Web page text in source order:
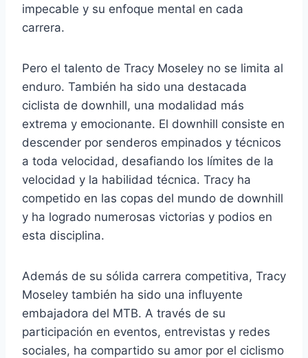
impecable y su enfoque mental en cada
carrera.
Pero el talento de Tracy Moseley no se limita al
enduro. También ha sido una destacada
ciclista de downhill, una modalidad más
extrema y emocionante. El downhill consiste en
descender por senderos empinados y técnicos
a toda velocidad, desafiando los límites de la
velocidad y la habilidad técnica. Tracy ha
competido en las copas del mundo de downhill
y ha logrado numerosas victorias y podios en
esta disciplina.
Además de su sólida carrera competitiva, Tracy
Moseley también ha sido una influyente
embajadora del MTB. A través de su
participación en eventos, entrevistas y redes
sociales, ha compartido su amor por el ciclismo